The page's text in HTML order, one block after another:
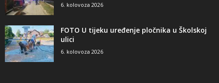
6. kolovoza 2026
FOTO U tijeku uređenje pločnika u Školskoj
ulici
6. kolovoza 2026